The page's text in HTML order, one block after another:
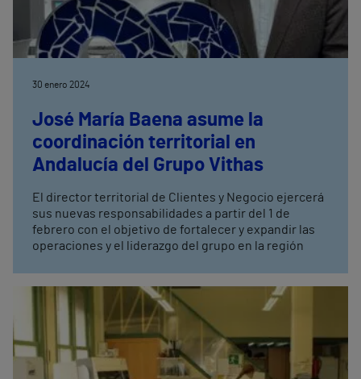
30 enero 2024
José María Baena asume la
coordinación territorial en
Andalucía del Grupo Vithas
El director territorial de Clientes y Negocio ejercerá
sus nuevas responsabilidades a partir del 1 de
febrero con el objetivo de fortalecer y expandir las
operaciones y el liderazgo del grupo en la región